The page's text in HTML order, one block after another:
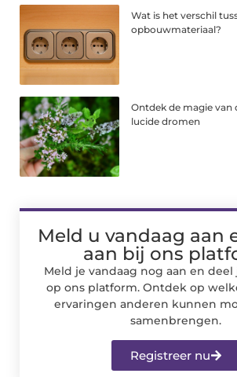
Wat is het verschil
opbouwmateriaal?
Ontdek de magie
lucide dromen
Meld u vandaag aan
aan bij ons
Meld je vandaag nog aan en deel
op ons platform. Ontdek op
ervaringen anderen kunnen
samenbrengen.
Registreer nu